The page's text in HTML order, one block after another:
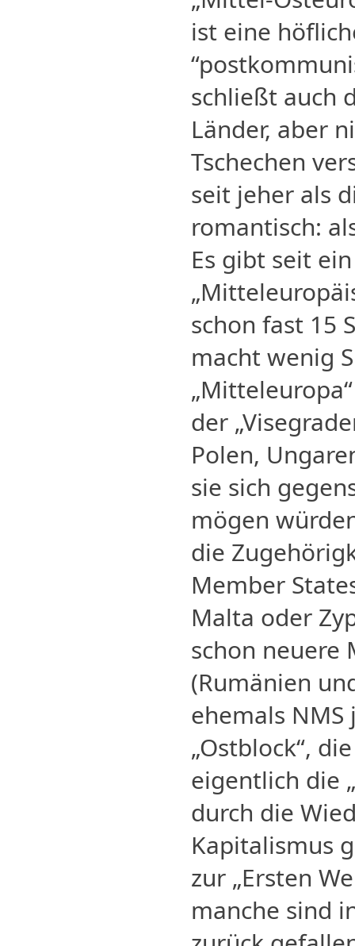
ist eine
schließt auch
Länder, aber
Tschechen
seit jeher als
romantisch:
Es gibt seit
schon fast 15
macht wenig
der
Polen,
sie sich
mögen
die
Member
Malta oder
schon neuere
(Rumänien
ehemals NMS
„Ostblock“,
eigentlich die
durch die
Kapitalismus
zur „Ersten
manche sind